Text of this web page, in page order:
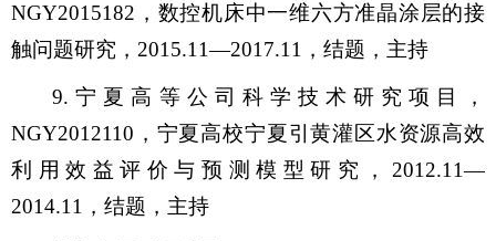
NGY2015182，数控机床中一维六方准晶涂层的接
触问题研究，2015.11—2017.11，结题，主持
9.宁夏高等公司科学技术研究项目，
NGY2012110，宁夏高校宁夏引黄灌区水资源高效
利用效益评价与预测模型研究，2012.11—
2014.11，结题，主持